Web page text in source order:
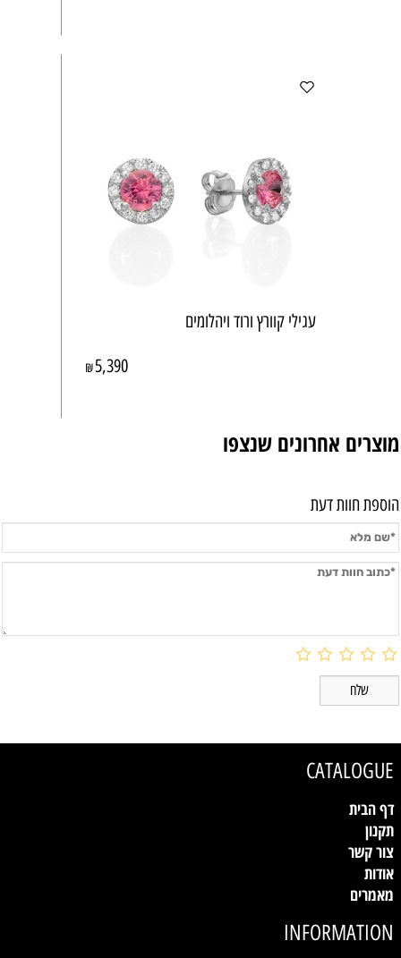
עגילי קוורץ ורוד ויהלומים
₪5,390
מוצרים אחרונים שנצפו
הוספת חוות דעת
CATALOGUE
דף הבית
תקנון
צור קשר
אודות
מאמרים
INFORMATION